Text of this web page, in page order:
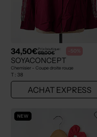
34,50€Prix boutique :
69,00€ -50%
SOYACONCEPT
Chemisier - Coupe droite rouge
T : 38
ACHAT EXPRESS
NEW